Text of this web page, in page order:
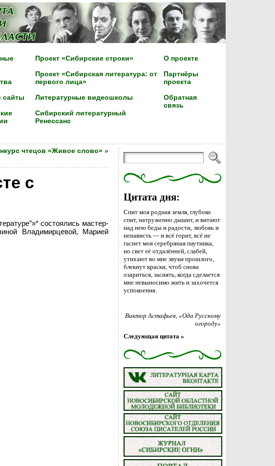
сайты
Проект «Сибирские строки»
Проект «Сибирская литература: от
первого лица»
Литературные видеошколы
Сибирский литературный
Ренессанс
О проекте
Партнёры
проекта
Обратная
связь
чтецов «Живое слово»»
с
состоялись мастер-
Владимирцевой, Марией
Цитата дня:
Спит моя родная земля, глубоко
спит, натруженно дышит, и витают
над нею беды и радости, любовь и
ненависть — и всё горит, всё не
гаснет моя серебряная паутинка,
но свет её отдалённей, слабей,
утихают во мне звуки прошлого,
блекнут краски, чтоб снова
озариться, засиять, когда сделается
мне невыносимо жить и захочется
успокоения.
Виктор Астафьев, «Ода Русскому
огороду»
Следующая цитата »